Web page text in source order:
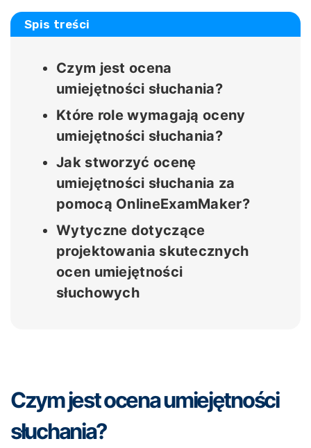
Spis treści
Czym jest ocena
umiejętności słuchania?
Które role wymagają oceny
umiejętności słuchania?
Jak stworzyć ocenę
umiejętności słuchania za
pomocą OnlineExamMaker?
Wytyczne dotyczące
projektowania skutecznych
ocen umiejętności
słuchowych
Czym jest ocena umiejętności
słuchania?